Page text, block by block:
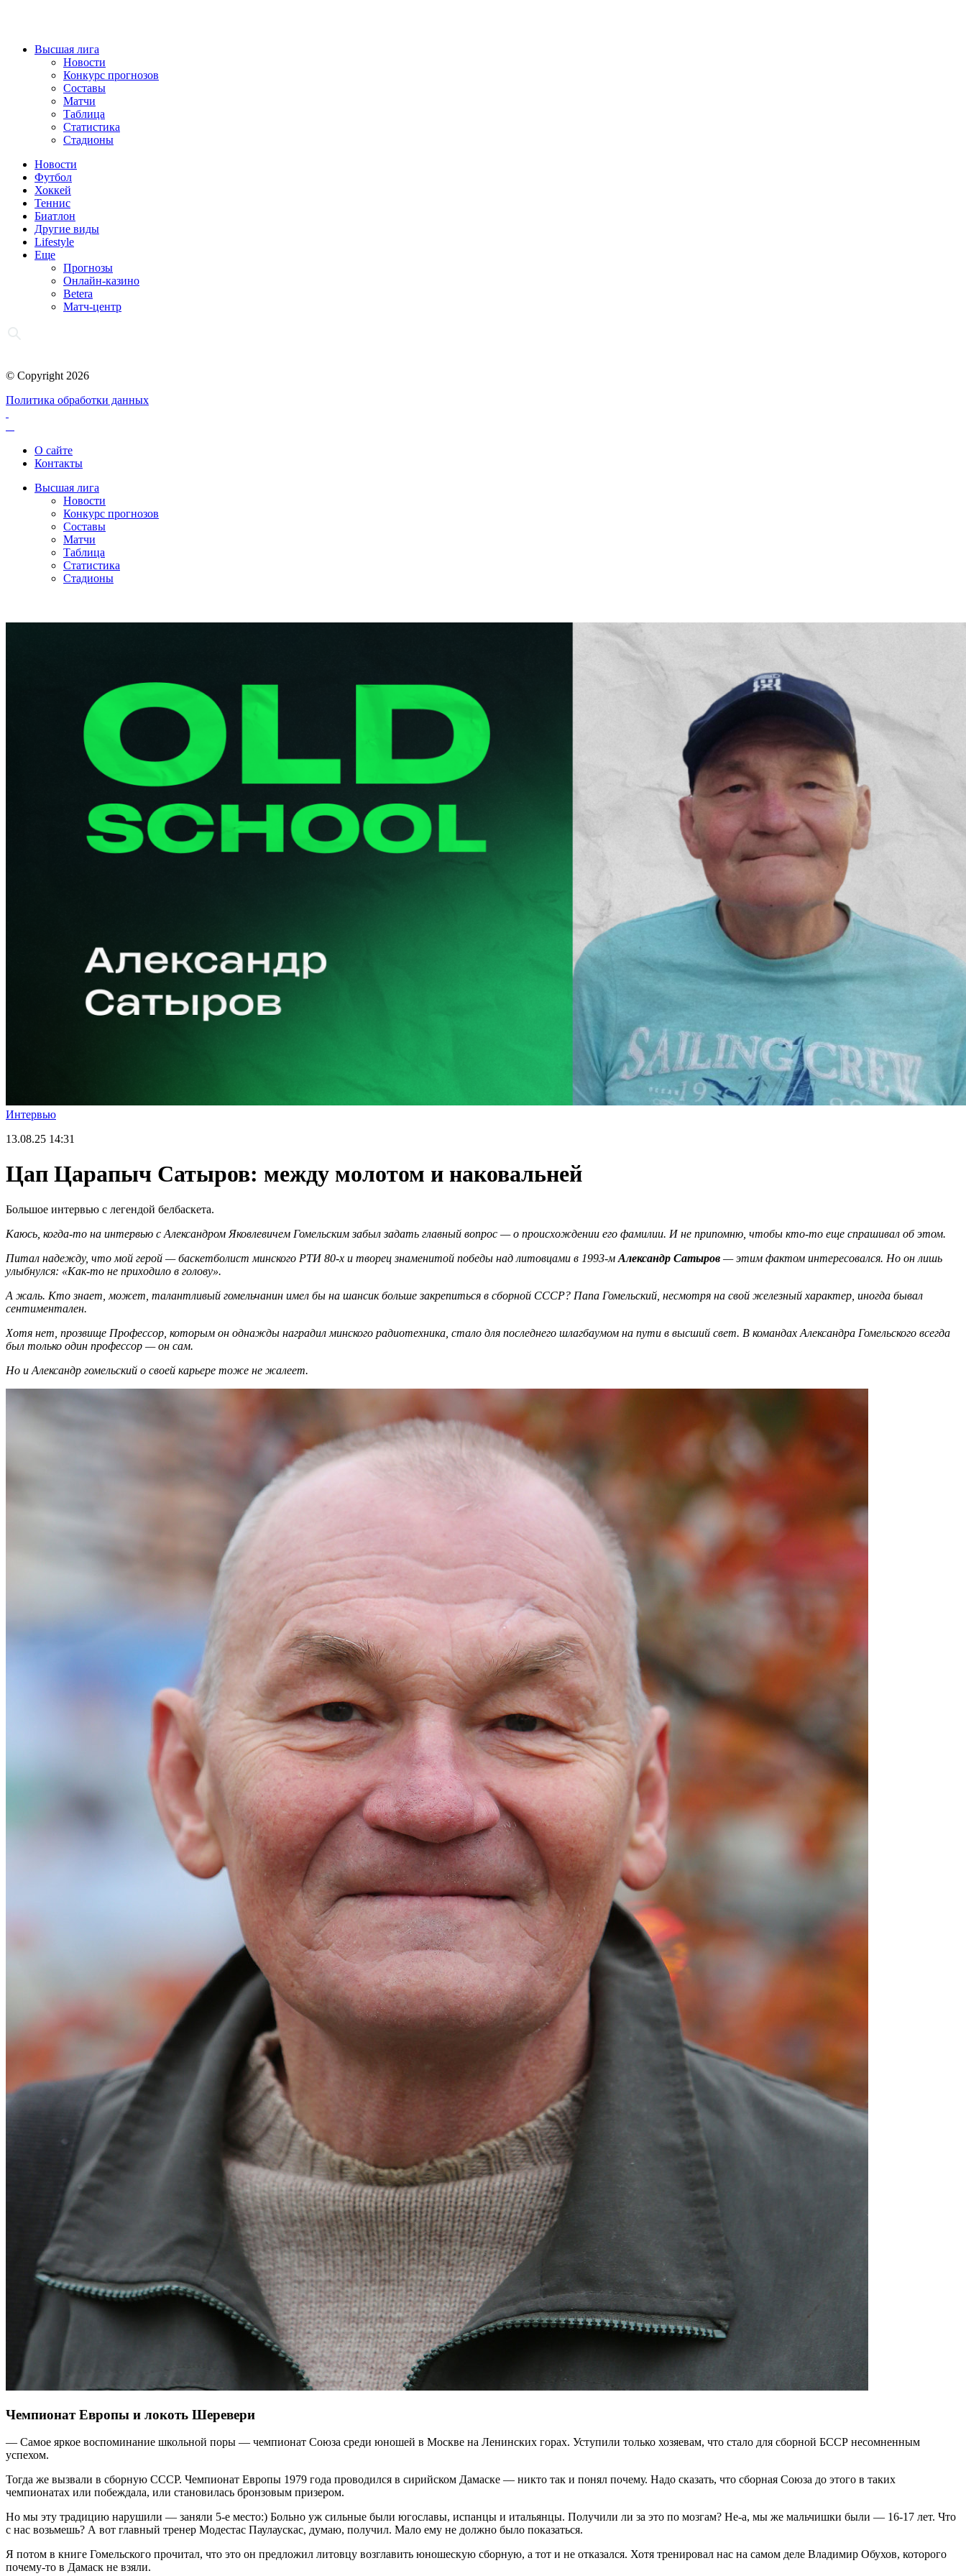
Высшая лига
Новости
Конкурс прогнозов
Составы
Матчи
Таблица
Статистика
Стадионы
Новости
Футбол
Хоккей
Теннис
Биатлон
Другие виды
Lifestyle
Еще
Прогнозы
Онлайн-казино
Betera
Матч-центр
© Copyright 2026
Политика обработки данных
О сайте
Контакты
Высшая лига
Новости
Конкурс прогнозов
Составы
Матчи
Таблица
Статистика
Стадионы
Интервью
13.08.25 14:31
Цап Царапыч Сатыров: между молотом и наковальней
Большое интервью с легендой белбаскета.
Каюсь, когда-то на интервью с Александром Яковлевичем Гомельским забыл задать главный вопрос — о происхождении его фамилии. И не припомню, чтобы кто-то еще спрашивал об этом.
Питал надежду, что мой герой — баскетболист минского РТИ 80-х и творец знаменитой победы над литовцами в 1993-м Александр Сатыров — этим фактом интересовался. Но он лишь
улыбнулся: «Как-то не приходило в голову».
А жаль. Кто знает, может, талантливый гомельчанин имел бы на шансик больше закрепиться в сборной СССР? Папа Гомельский, несмотря на свой железный характер, иногда бывал
сентиментален.
Хотя нет, прозвище Профессор, которым он однажды наградил минского радиотехника, стало для последнего шлагбаумом на пути в высший свет. В командах Александра Гомельского всегда
был только один профессор — он сам.
Но и Александр гомельский о своей карьере тоже не жалеет.
Чемпионат Европы и локоть Шеревери
— Самое яркое воспоминание школьной поры — чемпионат Союза среди юношей в Москве на Ленинских горах. Уступили только хозяевам, что стало для сборной БССР несомненным
успехом.
Тогда же вызвали в сборную СССР. Чемпионат Европы 1979 года проводился в сирийском Дамаске — никто так и понял почему. Надо сказать, что сборная Союза до этого в таких
чемпионатах или побеждала, или становилась бронзовым призером.
Но мы эту традицию нарушили — заняли 5-е место:) Больно уж сильные были югославы, испанцы и итальянцы. Получили ли за это по мозгам? Не-а, мы же мальчишки были — 16-17 лет. Что
с нас возьмешь? А вот главный тренер Модестас Паулаускас, думаю, получил. Мало ему не должно было показаться.
Я потом в книге Гомельского прочитал, что это он предложил литовцу возглавить юношескую сборную, а тот и не отказался. Хотя тренировал нас на самом деле Владимир Обухов, которого
почему-то в Дамаск не взяли.